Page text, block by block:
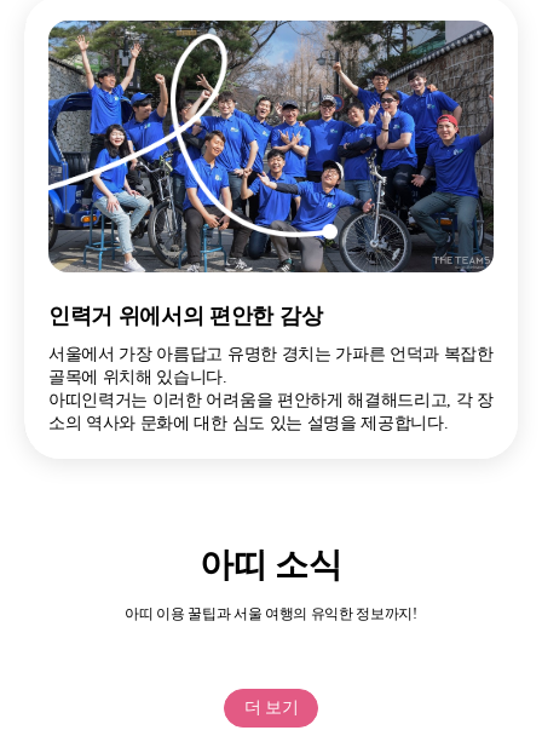
인력거 위에서의 편안한 감상
서울에서 가장 아름답고 유명한 경치는 가파른 언덕과 복잡한
골목에 위치해 있습니다.
아띠인력거는 이러한 어려움을 편안하게 해결해드리고, 각 장
소의 역사와 문화에 대한 심도 있는 설명을 제공합니다.
인력거 위에서의 편안한 감상
서울에서 가장 아름답고 유명한 경치는 가파른 언덕과 복잡한
골목에 위치해 있습니다.
아띠인력거는 이러한 어려움을 편안하게 해결해드리고, 각 장
소의 역사와 문화에 대한 심도 있는 설명을 제공합니다.
인력거 위에서의 편안한 감상
서울에서 가장 아름답고 유명한 경치는 가파른 언덕과 복잡한
골목에 위치해 있습니다.
아띠인력거는 이러한 어려움을 편안하게 해결해드리고, 각 장
소의 역사와 문화에 대한 심도 있는 설명을 제공합니다.
아띠 소식
아띠 이용 꿀팁과 서울 여행의 유익한 정보까지!
더 보기